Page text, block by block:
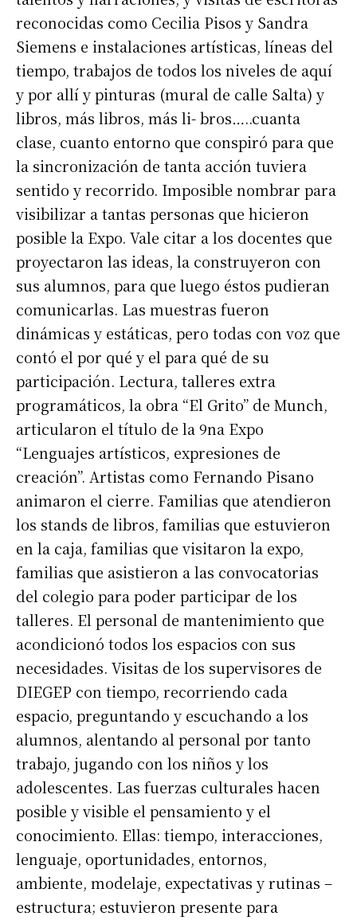
reconocidas como Cecilia Pisos y Sandra
Siemens e instalaciones artísticas, líneas del
tiempo, trabajos de todos los niveles de aquí
y por allí y pinturas (mural de calle Salta) y
libros, más libros, más li- bros…..cuanta
clase, cuanto entorno que conspiró para que
la sincronización de tanta acción tuviera
sentido y recorrido. Imposible nombrar para
visibilizar a tantas personas que hicieron
posible la Expo. Vale citar a los docentes que
proyectaron las ideas, la construyeron con
sus alumnos, para que luego éstos pudieran
comunicarlas. Las muestras fueron
dinámicas y estáticas, pero todas con voz que
contó el por qué y el para qué de su
participación. Lectura, talleres extra
programáticos, la obra “El Grito” de Munch,
articularon el título de la 9na Expo
“Lenguajes artísticos, expresiones de
creación”. Artistas como Fernando Pisano
animaron el cierre. Familias que atendieron
los stands de libros, familias que estuvieron
en la caja, familias que visitaron la expo,
familias que asistieron a las convocatorias
del colegio para poder participar de los
talleres. El personal de mantenimiento que
acondicionó todos los espacios con sus
necesidades. Visitas de los supervisores de
DIEGEP con tiempo, recorriendo cada
espacio, preguntando y escuchando a los
alumnos, alentando al personal por tanto
trabajo, jugando con los niños y los
adolescentes. Las fuerzas culturales hacen
posible y visible el pensamiento y el
conocimiento. Ellas: tiempo, interacciones,
lenguaje, oportunidades, entornos,
ambiente, modelaje, expectativas y rutinas –
estructura; estuvieron presente para